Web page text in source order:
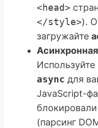
<head>
</style>).
загружайте
Асинхронная
async для
JavaScript-
(парсинг